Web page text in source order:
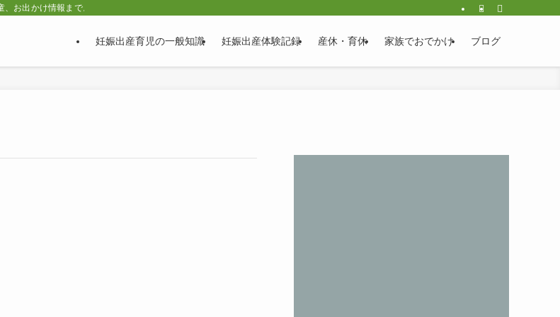
お出かけ情報まで。
妊娠出産育児の一般知識 妊娠出産体験記録 産休・育休 家族でおでかけ ブログ